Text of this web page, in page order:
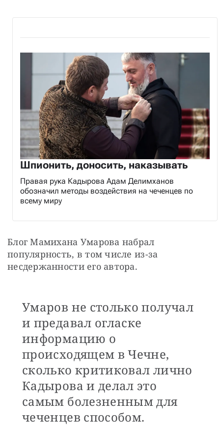
Шпионить, доносить, наказывать
Правая рука Кадырова Адам Делимханов
обозначил методы воздействия на чеченцев по
всему миру
Блог Мамихана Умарова набрал
популярность, в том числе из-за
несдержанности его автора.
Умаров не столько получал
и предавал огласке
информацию о
происходящем в Чечне,
сколько критиковал лично
Кадырова и делал это
самым болезненным для
чеченцев способом.